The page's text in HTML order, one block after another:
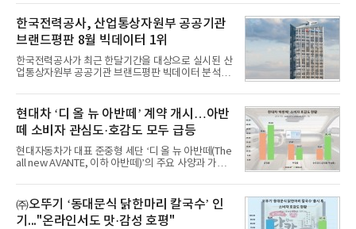
다.심사를
일 한국기업평판연구소(소장 구창환)는 국내 교육서
비스 상장기업 브랜드를 대상으로 지난 7월 7일부터
8월 7일까지 수집된 소비자 빅데이터 10,074,233건
을 분석한 결과, 메가스터디교육이 브랜드평판지수
1,710,926을 기록하며 8월 1위에 올랐다고 밝혔다.
분석에 활용된 빅데이터는 지난 7월(9,491,206건) 대
비 6.14% 증가한 수치로, 교육서비스 상장기업 브랜
디교육, 대교, 디지
한국전력공사, 산업통상자원부 공공기관
브랜드평판 8월 빅데이터 1위
한국전력공사가 최근 한달기간을 대상으로 실시된 산
업통상자원부 공공기관 브랜드평판 빅데이터 분석에
이 순으로 뒤를 이었다.7일 한국기업평판연구소(소장
구창환)는 산업통상자원부 공공기관 41개 브랜드를
대상으로 지난 7월 7일부터 8월 7일까지 수집된 소비
자 빅데이터 91,102,549건을 분석한 결과, 한국전력
공사가 브랜드평판지수 10,670,633을 기록하며 8월
1위에 올랐다고 밝혔다. 분석에 활용된 빅데이터는 지
난 7월(88,893,823건) 대비 2.48% 증가한 수치다.연
수력원자력, 한국석
현대차 ‘디 올 뉴 아반떼’ 계약 개시…아반
떼 소비자 관심도·호감도 모두 급등
현대자동차가 대표 준중형 세단 ‘디 올 뉴 아반떼(The
all new AVANTE, 이하 아반떼)’의 주요 사양과 가격
떼는 6년 만에 선보이는 8세대 완전변경 모델로, ▲정
교한 선과 면을 중심으로 완성한 파격적인 디자인 ▲
과거 중형 세단 수준으로 확대된 차체 제원 ▲글로벌
최고 수준의 안전성 ▲성능과 효율을 동시에 높인 주
㈜오뚜기 ‘동대문식 닭한마리 칼국수’ 인
기..."온라인서도 맛·감성 호평"